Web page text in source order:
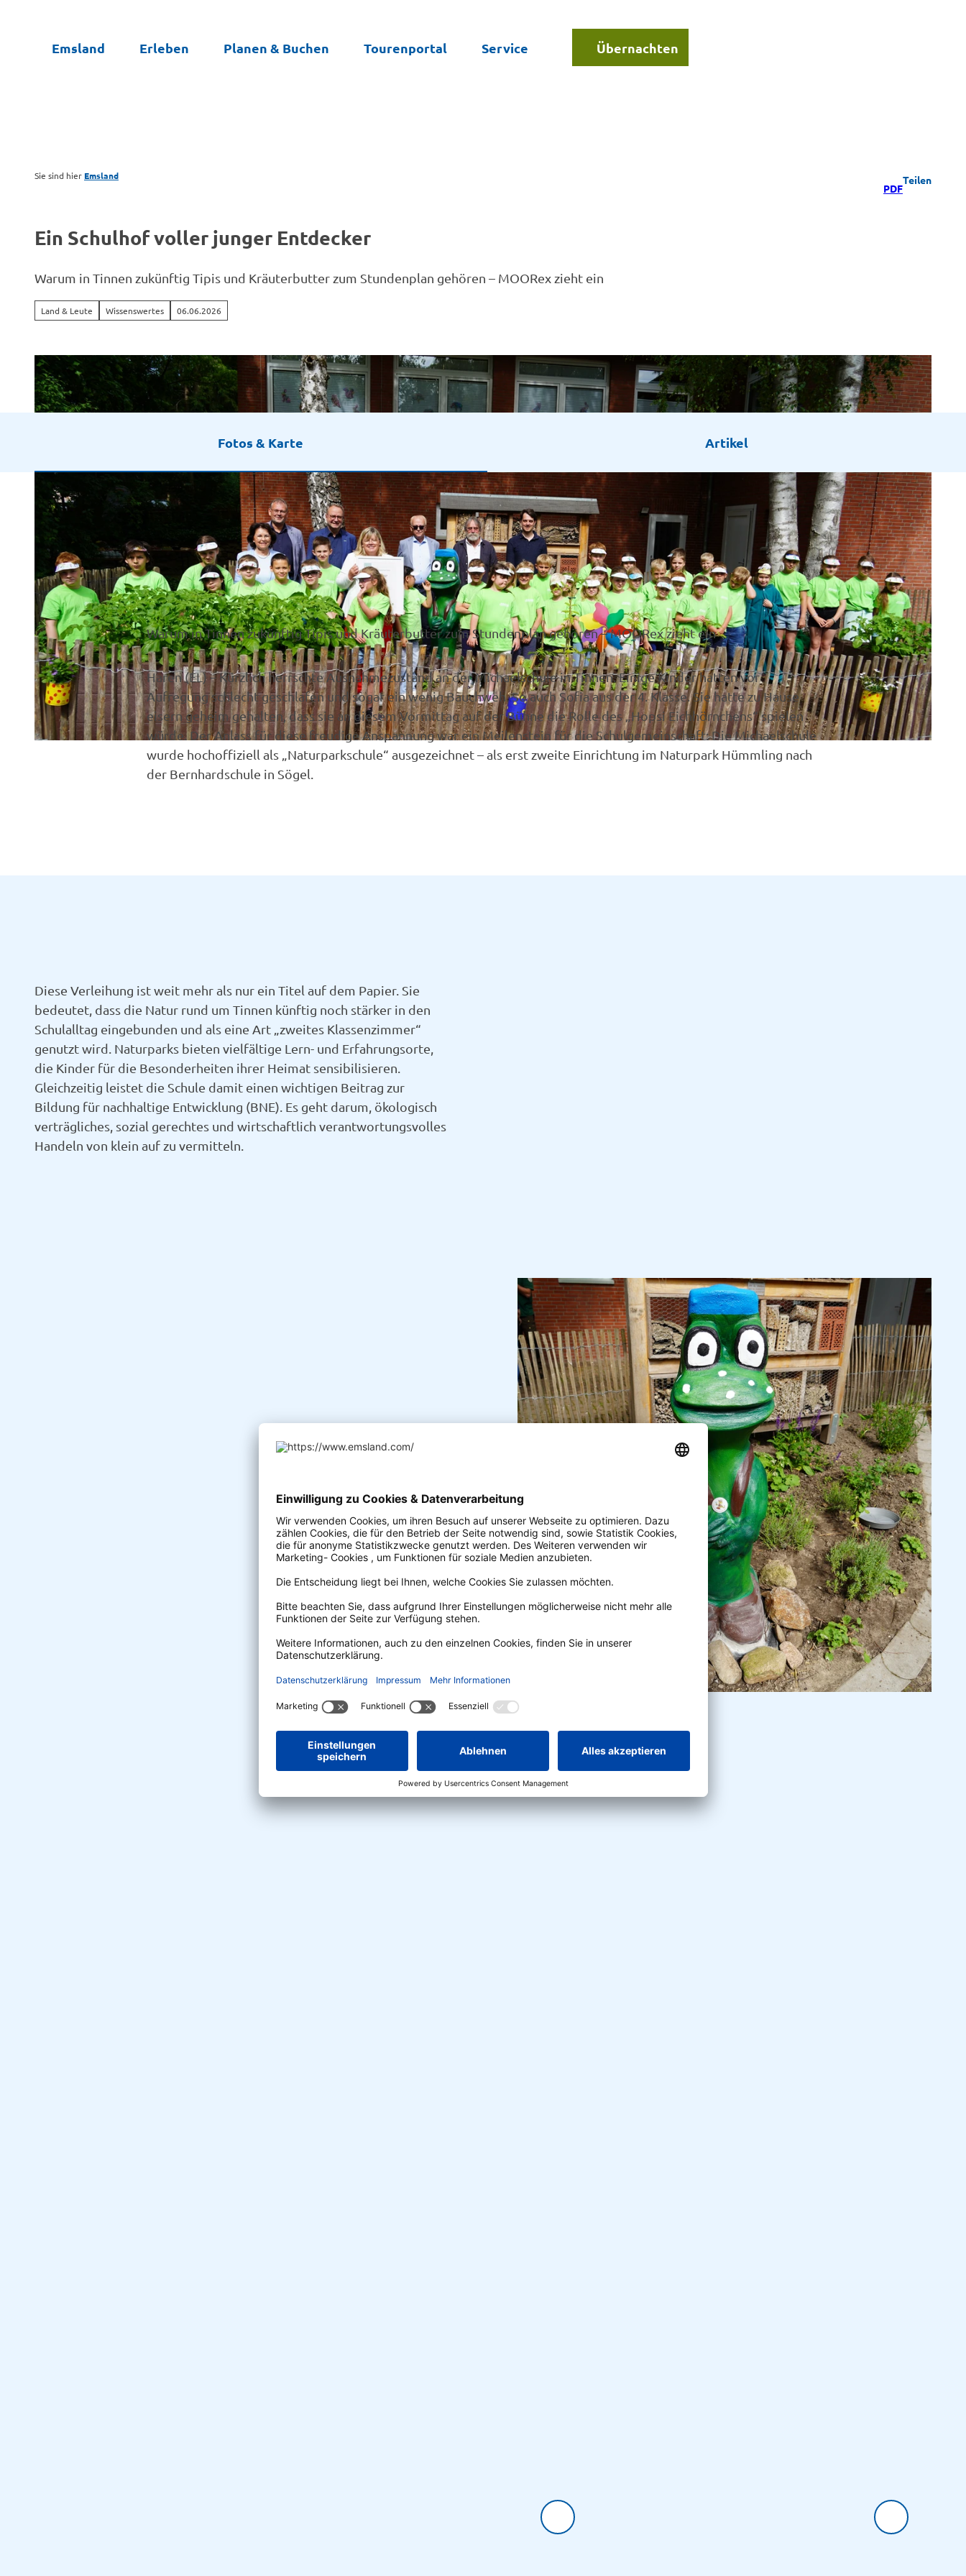
Emsland Erleben Planen & Buchen Tourenportal Service Übernachten
Sie sind hier Emsland
PDF
Teilen
Ein Schulhof voller junger Entdecker
Warum in Tinnen zukünftig Tipis und Kräuterbutter zum Stundenplan gehören – MOORex zieht ein
Land & Leute Wissenswertes 06.06.2026
Fotos & Karte Artikel
Warum in Tinnen zukünftig Tipis und Kräuterbutter zum Stundenplan gehören – MOORex zieht ein
Haren (EL) – Kürzlich herrschte Ausnahmezustand an der Michaelschule in Tinnen. Einige Kinder hatten vor
Aufregung schlecht geschlafen und sogar ein wenig Bauchweh. So auch Sofia aus der 4. Klasse. Sie hatte zu Hause
eisern geheim gehalten, dass sie an diesem Vormittag auf der Bühne die Rolle des „Hopsi Eichhörnchens“ spielen
würde. Der Anlass für diese freudige Anspannung war ein Meilenstein für die Schulgemeinschaft: Die Michaelschule
wurde hochoffiziell als „Naturparkschule“ ausgezeichnet – als erst zweite Einrichtung im Naturpark Hümmling nach
der Bernhardschule in Sögel.
Diese Verleihung ist weit mehr als nur ein Titel auf dem Papier. Sie
bedeutet, dass die Natur rund um Tinnen künftig noch stärker in den
Schulalltag eingebunden und als eine Art „zweites Klassenzimmer“
genutzt wird. Naturparks bieten vielfältige Lern- und Erfahrungsorte,
die Kinder für die Besonderheiten ihrer Heimat sensibilisieren.
Gleichzeitig leistet die Schule damit einen wichtigen Beitrag zur
Bildung für nachhaltige Entwicklung (BNE). Es geht darum, ökologisch
verträgliches, sozial gerechtes und wirtschaftlich verantwortungsvolles
Handeln von klein auf zu vermitteln.